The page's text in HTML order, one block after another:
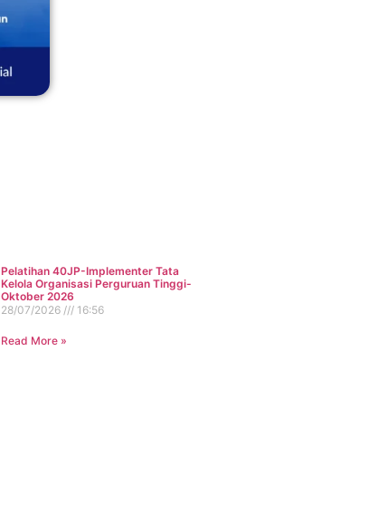
Pelatihan 40JP-Implementer Tata
Kelola Organisasi Perguruan Tinggi-
Oktober 2026
28/07/2026
16:56
Read More »